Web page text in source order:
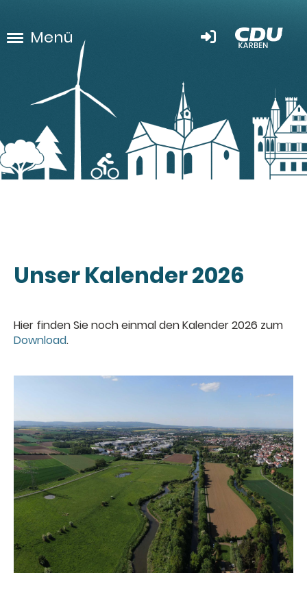
Menü
Unser Kalender 2026
Hier finden Sie noch einmal den Kalender 2026 zum
Download.